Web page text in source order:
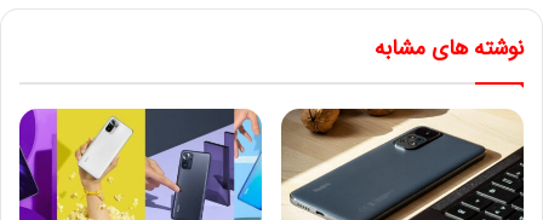
نوشته های مشابه